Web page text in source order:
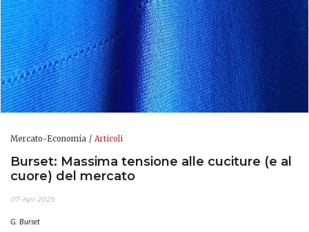
Mercato-Economia Articoli
Burset: Massima tensione alle cuciture (e al
cuore) del mercato
07-Apr-2025
G. Burset